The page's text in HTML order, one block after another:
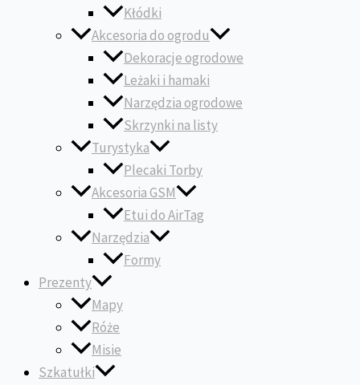
Kłódki
Akcesoria do ogrodu
Dekoracje ogrodowe
Leżaki i hamaki
Narzędzia ogrodowe
Skrzynki na listy
Turystyka
Plecaki Torby
Akcesoria GSM
Etui do AirTag
Narzędzia
Formy
Prezenty
Mapy
Róże
Misie
Szkatułki